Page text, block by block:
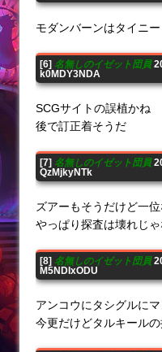
モダンバーンはタイニ
[6] 名無しのイゼット団員
k0MDY3NDA
SCGサイトの誤植かね
後で訂正着そうだ
[7] 名無しのイゼット団員
QzMjkyNTk
ズアーもそうだけど一
やっぱり探査は壊れじ
[8] 名無しのイゼット団員
M5NDIxODU
アンコウにタシグルに
今更だけどタルキール